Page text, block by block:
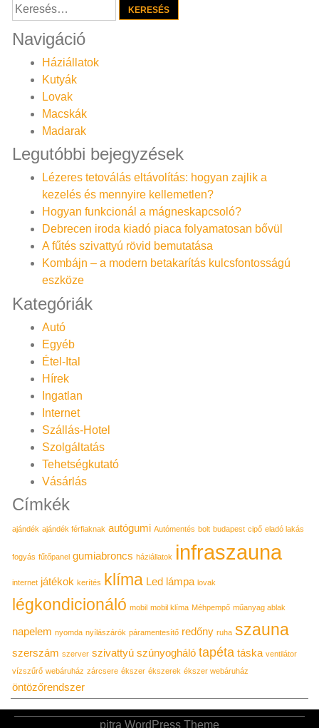
Keresés:
Navigáció
Háziállatok
Kutyák
Lovak
Macskák
Madarak
Legutóbbi bejegyzések
Lézeres tetoválás eltávolítás: hogyan zajlik a
kezelés és mennyire kellemetlen?
Hogyan funkcionál a mágneskapcsoló?
Debrecen iroda kiadó piaca folyamatosan bővül
A fűtés szivattyú rövid bemutatása
Kombájn – a modern betakarítás kulcsfontosságú
eszköze
Kategóriák
Autó
Egyéb
Étel-Ital
Hírek
Ingatlan
Internet
Szállás-Hotel
Szolgáltatás
Tehetségkutató
Vásárlás
Címkék
ajándék ajándék férfiaknak autógumi Autómentés bolt budapest cipő eladó lakás
fogyás fűtőpanel gumiabroncs háziállatok infraszauna
internet játékok kerítés klíma Led lámpa lovak
légkondicionáló mobil mobil klíma Méhpempő műanyag ablak
napelem nyomda nyílászárók páramentesítő redőny ruha szauna
szerszám szerver szivattyú szúnyogháló tapéta táska ventilátor
vízszűrő webáruház zárcsere ékszer ékszerek ékszer webáruház
öntözőrendszer
pitra WordPress Theme